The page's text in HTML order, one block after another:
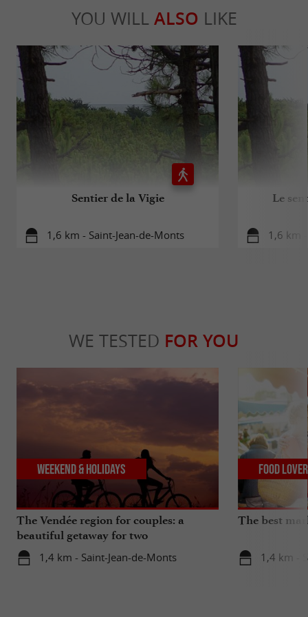
YOU WILL ALSO LIKE
Sentier de la Vigie
1,6 km - Saint-Jean-de-Monts
Le
1,6 km
WE TESTED FOR YOU
The Vendée region for couples: a
beautiful getaway for two
1,4 km - Saint-Jean-de-Monts
Weekend & Holidays
The best
1,4 km -
Food